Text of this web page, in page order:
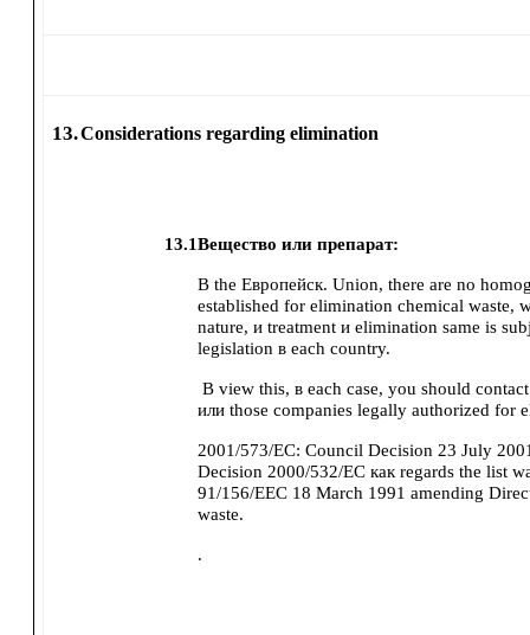
13.Considerations regarding elimination
13.1Вещество или препарат:
В the Европейск. Union, there are no
established for elimination chemical waste,
nature, и treatment и elimination same is
legislation в each country.
В view this, в each case, you should
или those companies legally authorized for
2001/573/EC: Council Decision 23 July
Decision 2000/532/EC как regards the list
91/156/EEC 18 March 1991 amending
waste.
.